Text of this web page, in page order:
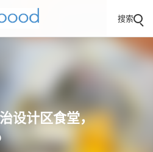
搜索
设计区食堂，